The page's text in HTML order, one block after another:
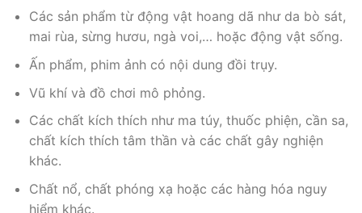
Các sản phẩm từ động vật hoang dã như da bò sát,
mai rùa, sừng hươu, ngà voi,… hoặc động vật sống.
Ấn phẩm, phim ảnh có nội dung đồi trụy.
Vũ khí và đồ chơi mô phỏng.
Các chất kích thích như ma túy, thuốc phiện, cần sa,
chất kích thích tâm thần và các chất gây nghiện
khác.
Chất nổ, chất phóng xạ hoặc các hàng hóa nguy
hiểm khác.